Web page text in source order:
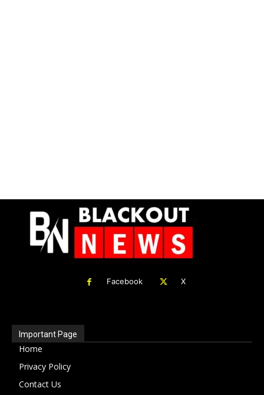
Facebook X
Important Page
Home
Privacy Policy
Contact Us